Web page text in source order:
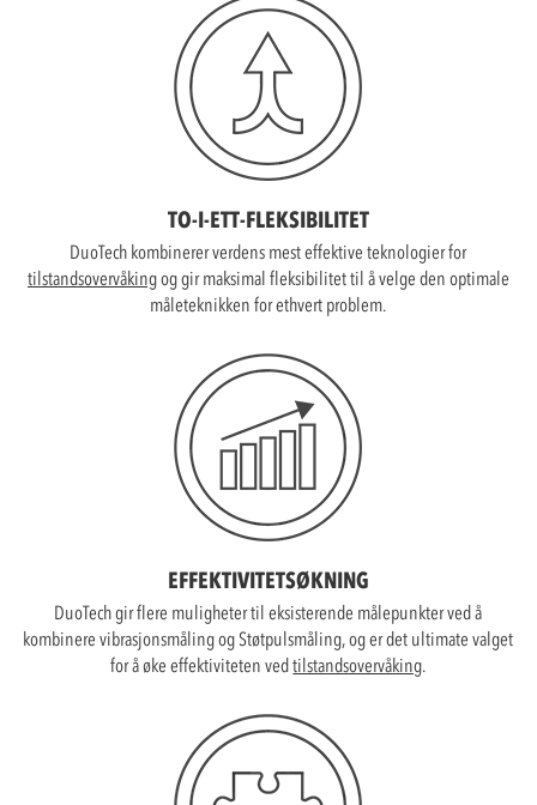
TO-I-ETT-FLEKSIBILITET
DuoTech kombinerer verdens mest effektive teknologier for
tilstandsovervåkingog gir maksimal fleksibilitet til å velge den optimale
måleteknikken for ethvert problem.
EFFEKTIVITETSØKNING
DuoTech gir flere muligheter til eksisterende målepunkter ved å
kombinere vibrasjonsmåling og Støtpulsmåling, og er det ultimate valget
for å øke effektiviteten vedtilstandsovervåking.